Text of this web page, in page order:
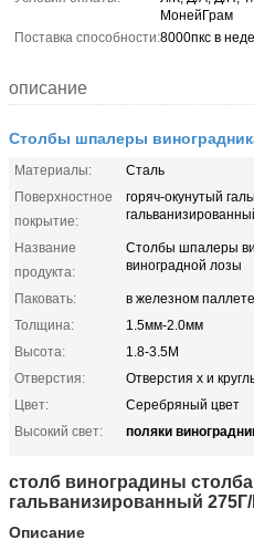
МонейГрам
Поставка способности:8000пкс в
описание
Столбы шпалеры
Материалы:
Сталь
Поверхностное
покрытие:
горяч-окунутый
Название
продукта:
Столбы шпалеры
виноградной лозы
Паковать:
в железном паллете
Толщина:
1.5мм-2.0мм
Высота:
1.8-3.5М
Отверстия:
Отверстия х и
Цвет:
Серебряный цвет
Высокий свет:
поляки
столб виноградины
гальванизированный
Описание